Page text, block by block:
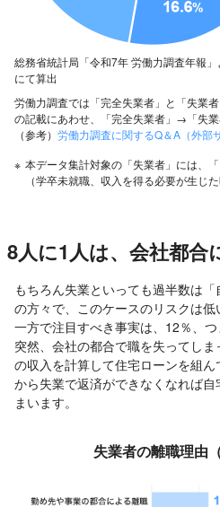
総務省統計局「令和7年 労働力調査年報
にて算出
労働力調査では「完全失業者」と「失業
の記載にあわせ、「完全失業者」→「失業
（参考） 労働力調査に関するQ＆A（外部
※ 本データ集計対象の「失業者」には、
（学卒未就職、収入を得る必要が生じ
8人に1人は、会社都合
もちろん失業といっても過半数は「
の方々で、このケースのリスクは低
一方で注目すべき事実は、12％、
突然、会社の都合で職を失ってし
の収入を計算して住宅ローンを組
から失業で返済ができなくなれば
まいます。
失業者の離職理由